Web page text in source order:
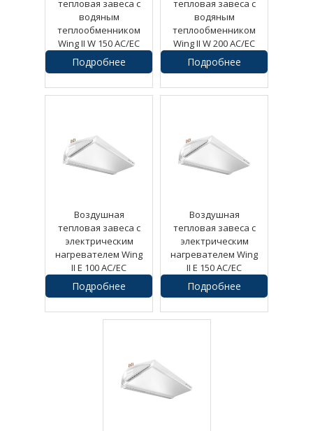
тепловая завеса с
водяным
теплообменником
Wing II W 150 AC/EC
48660руб.
Подробнее
тепловая завеса с
водяным
теплообменником
Wing II W 200 AC/EC
57570руб.
Подробнее
Воздушная
тепловая завеса с
электрическим
нагревателем Wing
II E 100 AC/EC
36750руб.
Подробнее
Воздушная
тепловая завеса с
электрическим
нагревателем Wing
II E 150 AC/EC
48390руб.
Подробнее